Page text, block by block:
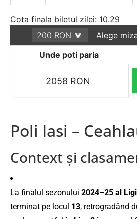
Cota finala biletul zilei: 10.29
Alege
Unde poti paria
2058 RON
Poli Iasi –
Context și
La finalul sezonului 2024–25 al
terminat pe locul 13, retrogradând